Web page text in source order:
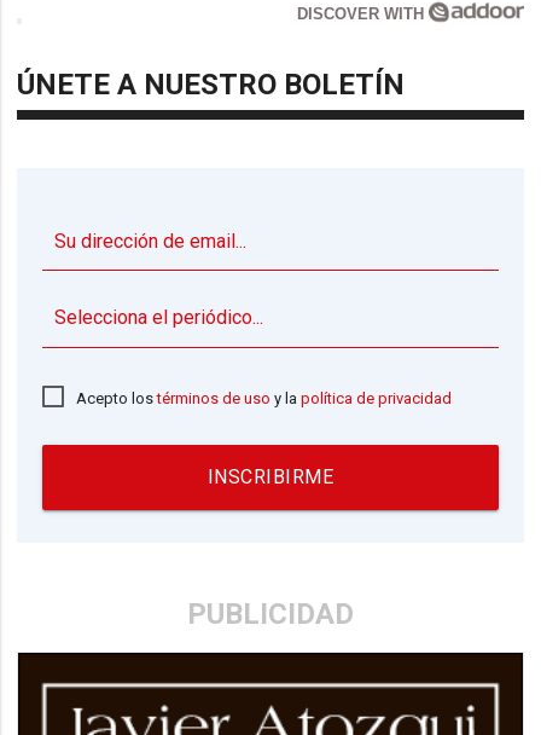
DISCOVER WITH
ÚNETE A NUESTRO BOLETÍN
Acepto lostérminos de uso y lapolítica de privacidad
INSCRIBIRME
PUBLICIDAD